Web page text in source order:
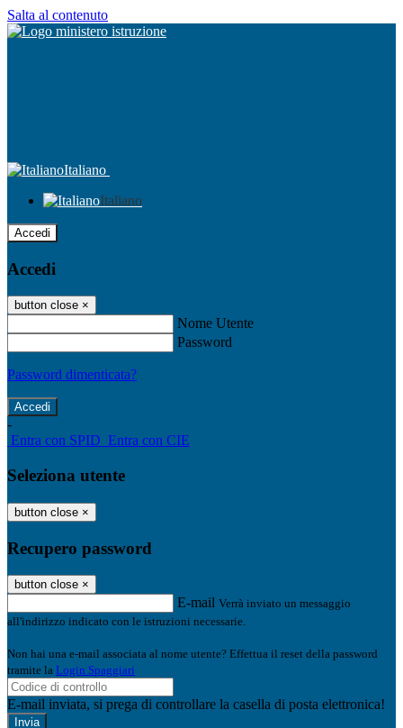
Salta al contenuto
Italiano
Italiano
Accedi
Accedi
button close ×
Nome Utente
Password
Password dimenticata?
-
Entra con SPID Entra con CIE
Seleziona utente
button close ×
Recupero password
button close ×
E-mail Verrà inviato un messaggio
all'indirizzo indicato con le istruzioni necessarie.
Non hai una e-mail associata al nome utente? Effettua il reset della password
tramite la Login Spaggiari
E-mail inviata, si prega di controllare la casella di posta elettronica!